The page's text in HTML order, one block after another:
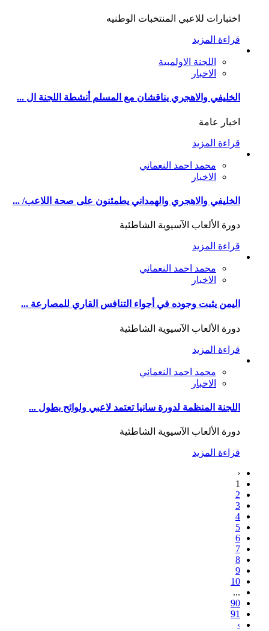
اختبارات للاعبي المنتخبات الوطنيه
قراءة المزيد
اللجنة الاولمبية
الاخبار
الخليفي والاهجري يناقشان مع المسلم أنشطة اللجنة ال ...
اخبار عامة
قراءة المزيد
محمد احمد النعماني
الاخبار
الخليفي والاهجري والهمداني يطمئنون على صحة اللاعب/ ...
دورة الألعاب الآسيوية الشاطئية
قراءة المزيد
محمد احمد النعماني
الاخبار
اليمن يثبت وجوده في أجواء التنافس القاري للمصارعة ...
دورة الألعاب الآسيوية الشاطئية
قراءة المزيد
محمد احمد النعماني
الاخبار
اللجنة المنظمة لدورة سانيا تعتمد لاعبي ولوائح بطول ...
دورة الألعاب الآسيوية الشاطئية
قراءة المزيد
‹
1
2
3
4
5
6
7
8
9
10
...
90
91
›